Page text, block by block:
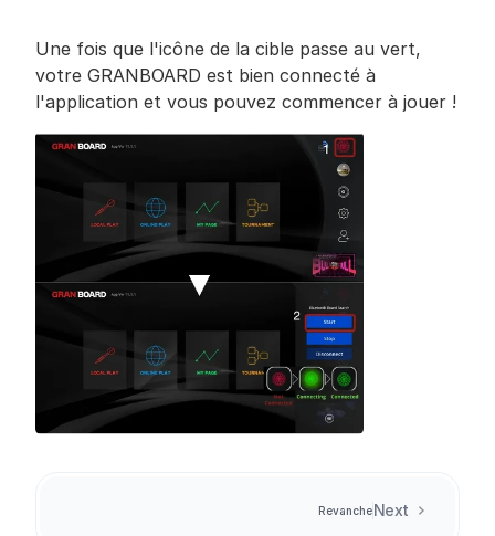
Une fois que l'icône de la cible passe au vert,
votre GRANBOARD est bien connecté à
l'application et vous pouvez commencer à jouer !
Next
Revanche